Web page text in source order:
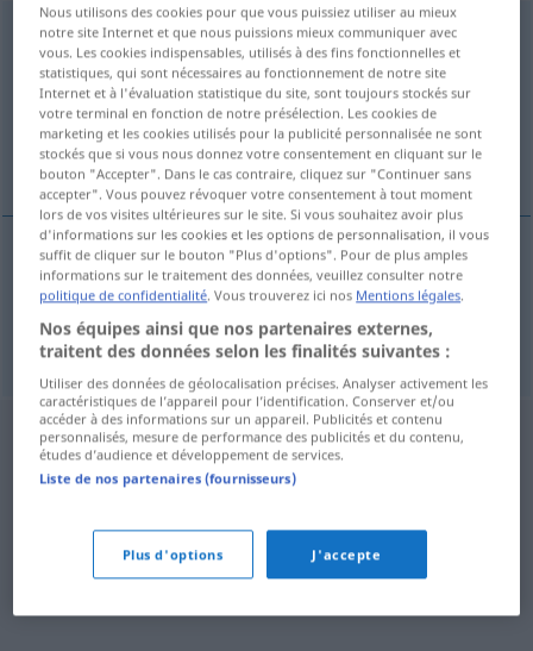
abiturientm,abiturientka<-tek>f
Vue d'ensemble de toutes les traductions
(Pour plus d'informations, cliquez sur/touchez la traduction)
Abiturient, Abiturientin
Abiturientm abiturient
Abiturientinf abiturient
Nous utilisons des cookies pour que vous puissiez utiliser au mieux
notre site Internet et que nous puissions mieux communiquer avec
vous. Les cookies indispensables, utilisés à des fins fonctionnelles et
statistiques, qui sont nécessaires au fonctionnement de notre site
Internet et à l'évaluation statistique du site, sont toujours stockés sur
votre terminal en fonction de notre présélection. Les cookies de
marketing et les cookies utilisés pour la publicité personnalisée ne sont
stockés que si vous nous donnez votre consentement en cliquant sur le
bouton "Accepter". Dans le cas contraire, cliquez sur "Continuer sans
accepter". Vous pouvez révoquer votre consentement à tout moment
lors de vos visites ultérieures sur le site. Si vous souhaitez avoir plus
d'informations sur les cookies et les options de personnalisation, il vous
suffit de cliquer sur le bouton "Plus d'options". Pour de plus amples
informations sur le traitement des données, veuillez consulter notre
politique de confidentialité. Vous trouverez ici nos Mentions légales.
Nos équipes ainsi que nos partenaires externes,
traitent des données selon les finalités suivantes :
Utiliser des données de géolocalisation précises. Analyser activement les
caractéristiques de l’appareil pour l’identification. Conserver et/ou
accéder à des informations sur un appareil. Publicités et contenu
personnalisés, mesure de performance des publicités et du contenu,
études d’audience et développement de services.
Liste de nos partenaires (fournisseurs)
Plus d'options J'accepte